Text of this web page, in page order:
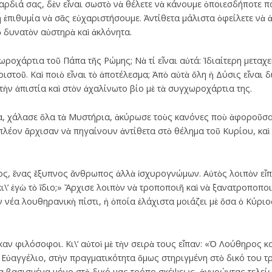
σας, δὲν εἶναι σωστὸ νὰ θέλετε νὰ κάνουμε ὁποιεσδήποτε
νὰ σᾶς εὐχαριστήσουμε. Ἀντίθετα μάλιστα ὀφείλετε νὰ
αὐστηρὰ καὶ ἀκλόνητα.
τοῦ Πάπα τῆς Ρώμης; Νὰ τί εἶναι αὐτά: Ἰδιαίτερη
Καὶ ποιὸ εἶναι τὸ ἀποτέλεσμα; Ἀπὸ αὐτὰ ὅλη ἡ Δύσις εἶναι
ἀπιστία καὶ στὸν ἀχαλίνωτο βίο μὲ τὰ συγχωροχάρτια της.
ὅλα τὰ Μυστήρια, ἀκύρωσε τοὺς κανόνες ποὺ
ἄρχισαν νὰ πηγαίνουν ἀντίθετα στὸ θέλημα τοῦ Κυρίου, καὶ
ἕνας ἔξυπνος ἄνθρωπος ἀλλὰ ἰσχυρογνώμων. Αὐτὸς λοιπὸν
ἐγὼ τὸ ἴδιο;» Ἄρχισε λοιπὸν νὰ τροποποιῆ καὶ νὰ
νέα λουθηρανικὴ πίστι, ἡ ὁποία ἐλάχιστα μοιάζει μὲ ὅσα ὁ
φιλόσοφοι. Κι\’ αὐτοὶ μὲ τὴν σειρὰ τους εἶπαν: «Ὁ Λούθηρος
στὴν πραγματικότητα ὅμως στηριγμένη στὸ δικό του